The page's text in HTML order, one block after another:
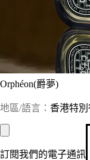
Orphéon(爵夢)
地區/語言： 香港特
訂閱我們的電子通訊